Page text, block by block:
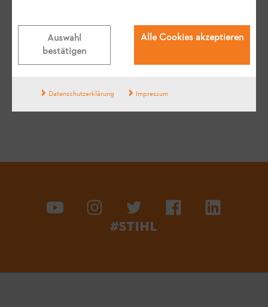
Hat die Antwort geholfen?
#STIHL
Auswahl
bestätigen
Alle Cookies akzeptieren
Datenschutzerklärung Impressum